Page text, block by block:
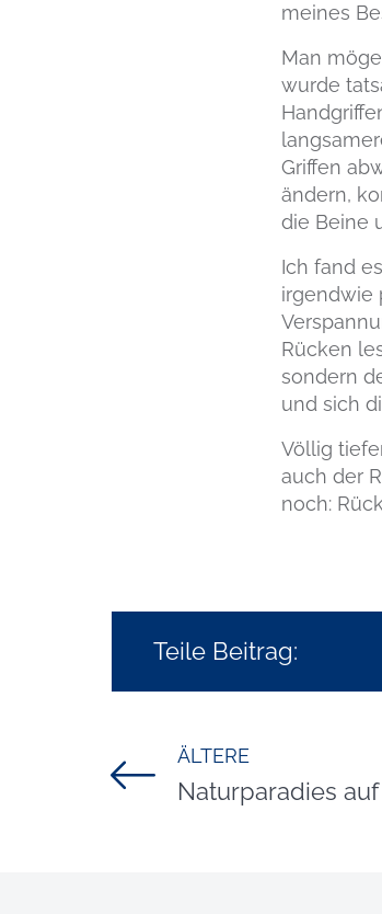
meines
Man
wurde
Griffen
ändern,
die Beine
Ich fand
irgendwie
Rücken
sondern
und sich
Völlig
auch der
noch:
Teile Beitrag:
ÄLTERE
Titel für Beitrag
Naturparadies auf Sylt: Der Ellenbogen